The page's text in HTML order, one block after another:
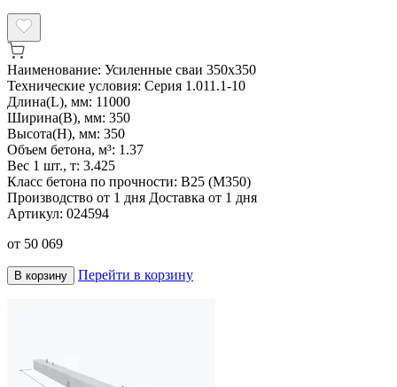
Наименование: Усиленные сваи 350х350
Технические условия: Серия 1.011.1-10
Длина(L), мм: 11000
Ширина(B), мм: 350
Высота(H), мм: 350
Объем бетона, м³: 1.37
Вес 1 шт., т: 3.425
Класс бетона по прочности: В25 (М350)
Производство от 1 дня Доставка от 1 дня
Артикул: 024594
от 50 069
В корзину Перейти в корзину